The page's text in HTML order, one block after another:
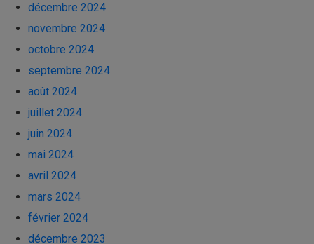
décembre 2024
novembre 2024
octobre 2024
septembre 2024
août 2024
juillet 2024
juin 2024
mai 2024
avril 2024
mars 2024
février 2024
décembre 2023